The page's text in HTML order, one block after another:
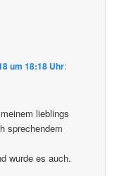
um 18:18 Uhr:
lieblings
sprechendem
wurde es auch.